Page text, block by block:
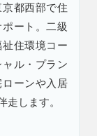
都西部で住
ート。二級
住環境コー
ル・プラン
ーンや入居
走します。